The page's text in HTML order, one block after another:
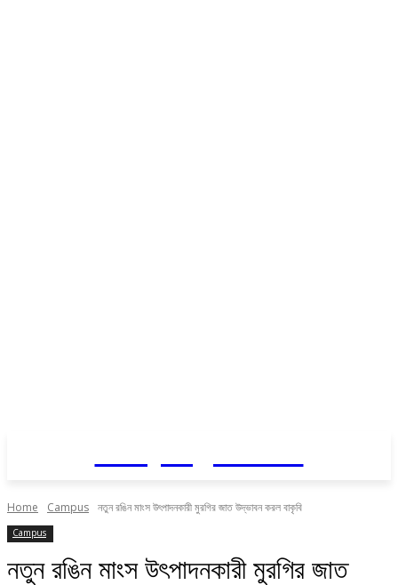
Home Campus নতুন রঙিন মাংস উৎপাদনকারী মুরগির জাত উদ্ভাবন করল বাকৃবি
Campus
নতুন রঙিন মাংস উৎপাদনকারী মুরগির জাত